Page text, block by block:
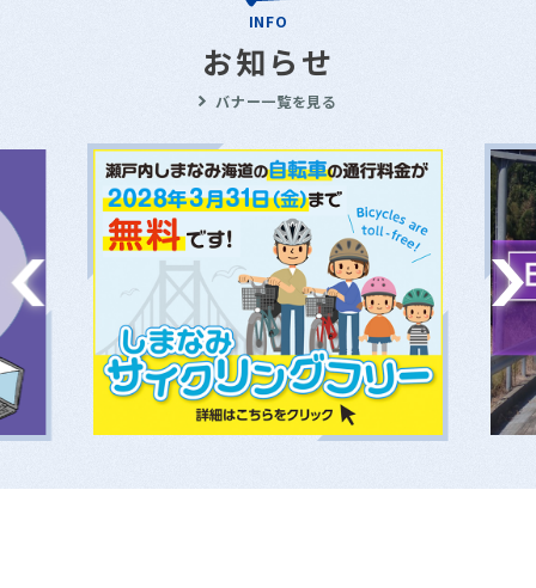
INFO
お知らせ
バナー一覧を見る